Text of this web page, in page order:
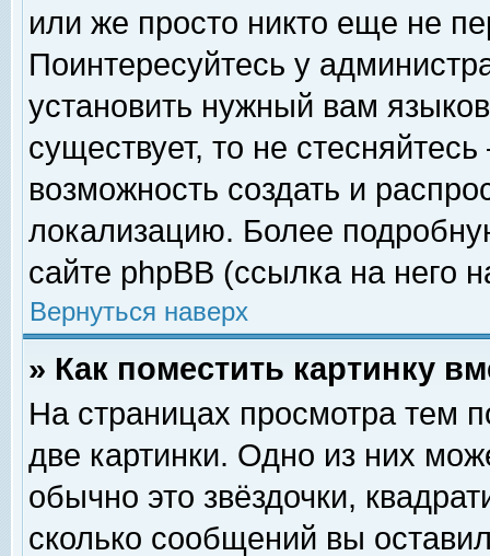
или же просто никто еще не
Поинтересуйтесь у
установить нужный вам
существует, то не
возможность создать и
локализацию. Более
сайте phpBB (ссылка на него
Вернуться наверх
» Как поместить картинку
На страницах просмотра тем
две картинки. Одно из них
обычно это звёздочки,
сколько сообщений вы